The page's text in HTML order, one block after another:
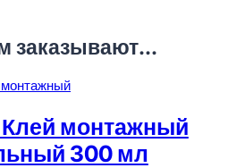
заказывают...
Клей монтажный
300 мл